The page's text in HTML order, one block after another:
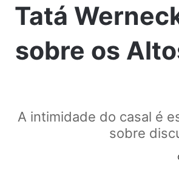
Tatá
sobre os
A intimidade do casal é
sobre